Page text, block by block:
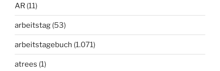
AR (11)
arbeitstag (53)
arbeitstagebuch (1.071)
atrees (1)